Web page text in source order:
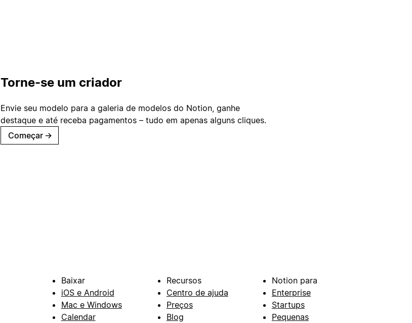
Torne-se um criador
Envie seu modelo para a galeria de modelos do Notion, ganhe
destaque e até receba pagamentos – tudo em apenas alguns cliques.
Começar →
Baixar
iOS e Android
Mac e Windows
Calendar
Recursos
Centro de ajuda
Preços
Blog
Notion para
Enterprise
Startups
Pequenas